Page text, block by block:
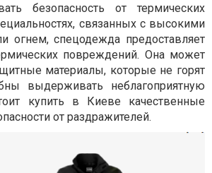
безопасность от термических
связанных с высокими
огнем, спецодежда предоставляет
повреждений. Она может
материалы, которые не горят
выдерживать неблагоприятную
купить в Киеве качественные
от раздражителей.